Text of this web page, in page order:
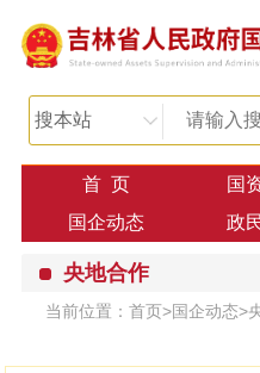
搜本站
首 页 国
国企动态
政
央地合作
当前位置： 首页>国企动态>